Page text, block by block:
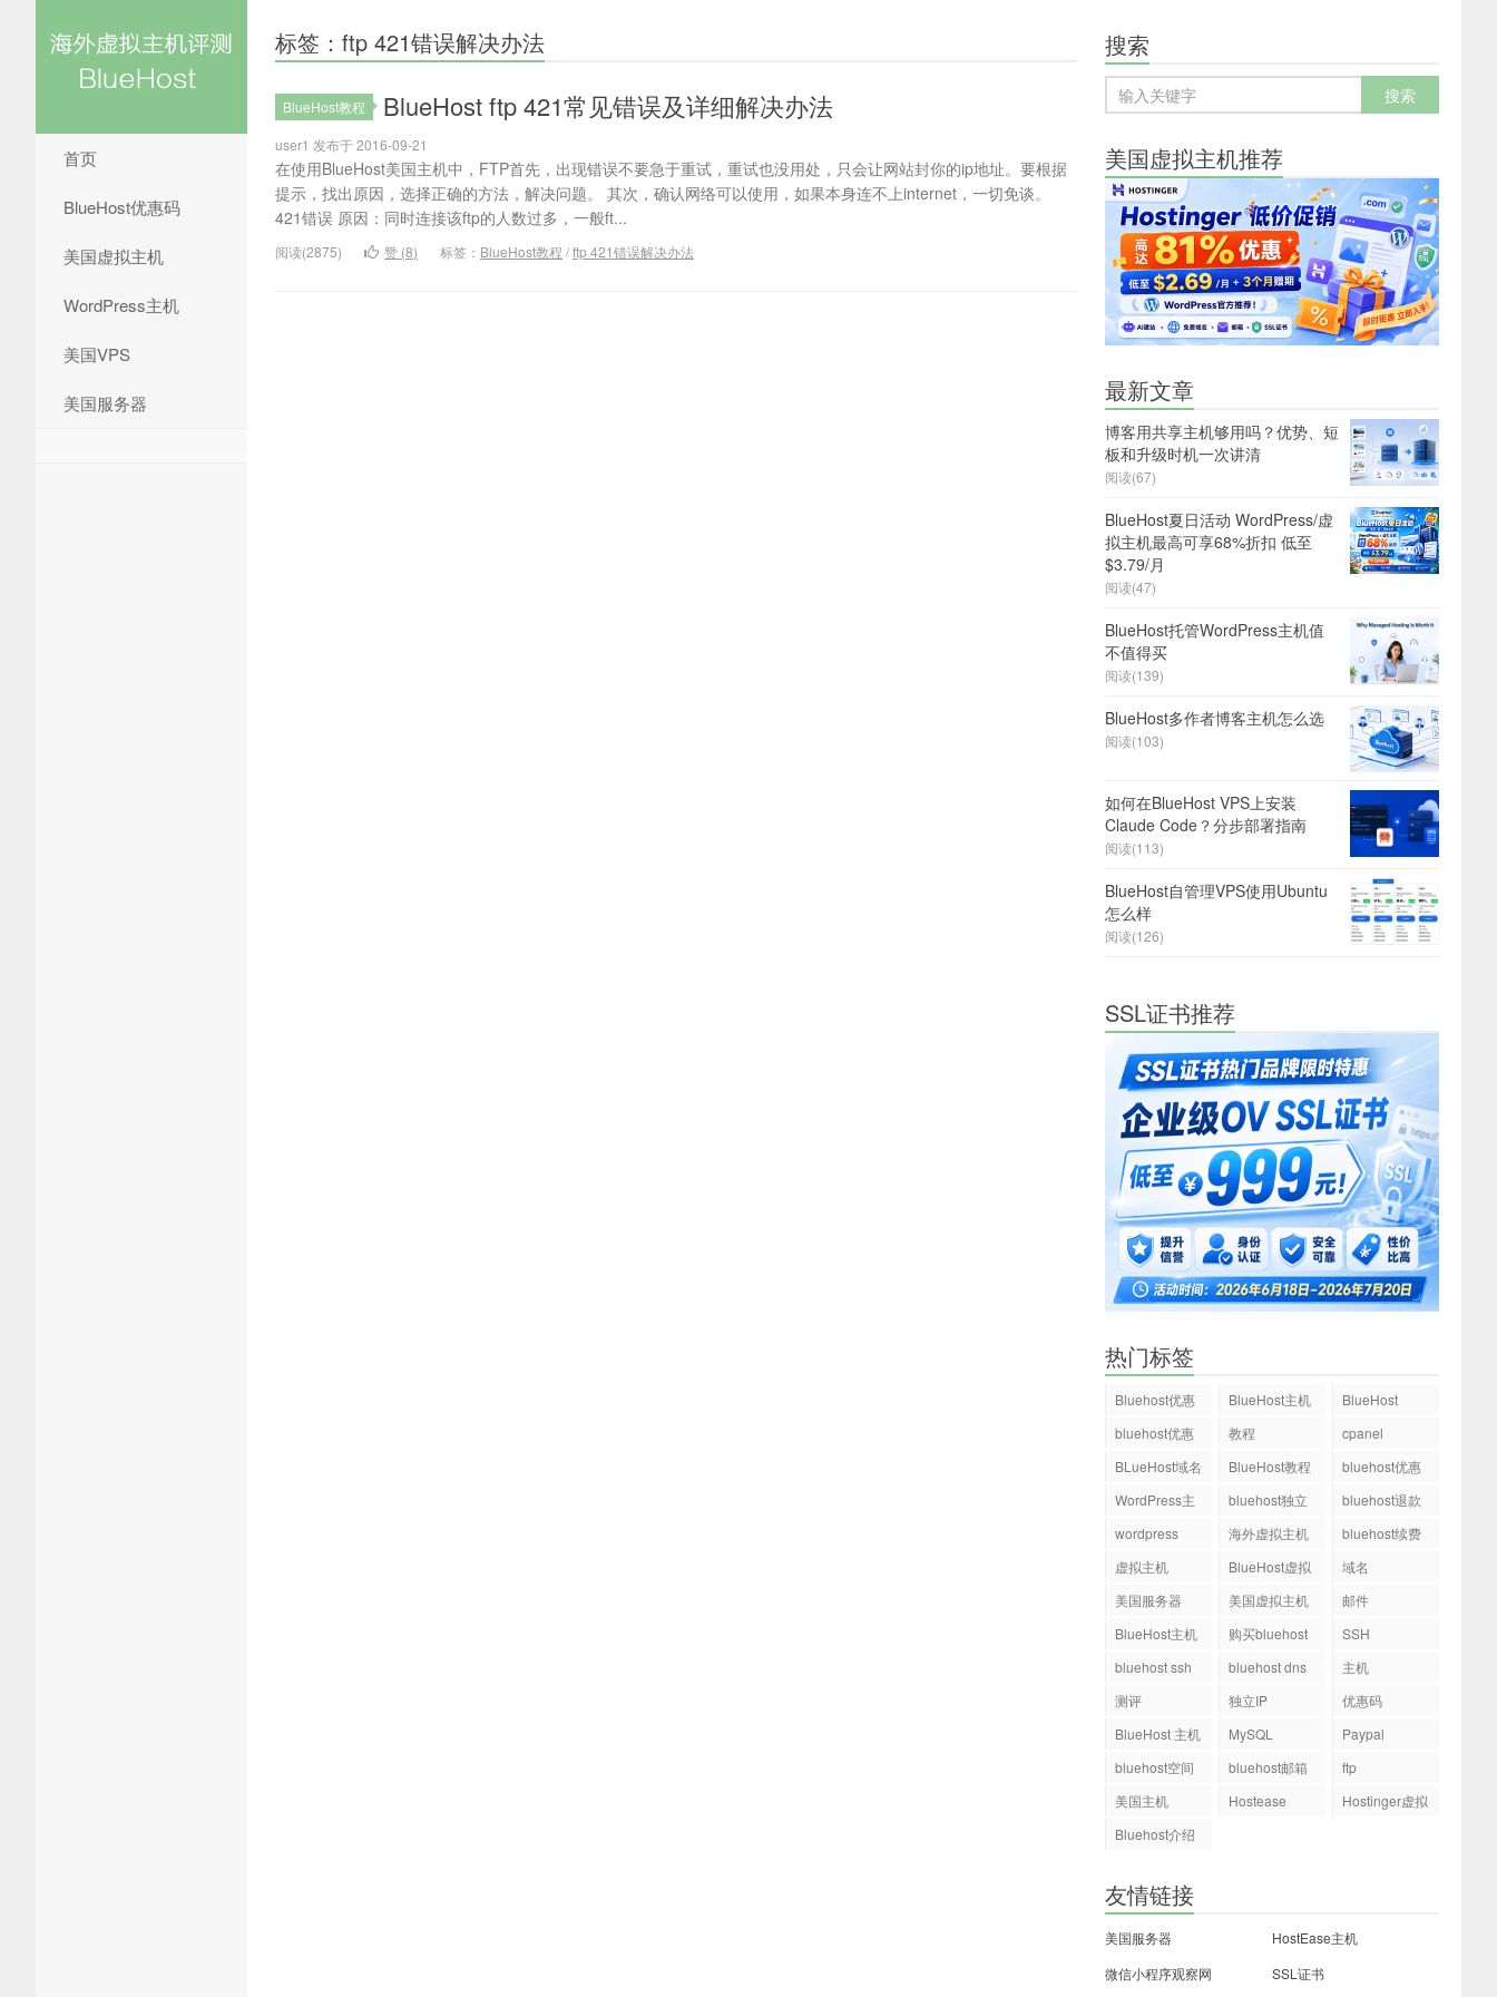
首页
BlueHost优惠码
美国虚拟主机
WordPress主机
美国VPS
美国服务器
标签：ftp 421错误解决办法
BlueHost教程 BlueHost ftp 421常见错误及详细解决办法
user1 发布于 2016-09-21
在使用BlueHost美国主机中，FTP首先，出现错误不要急于重试，重试也没用处，只会让网站封你的ip地址。要根据
提示，找出原因，选择正确的方法，解决问题。 其次，确认网络可以使用，如果本身连不上internet，一切免谈。
421错误 原因：同时连接该ftp的人数过多，一般ft...
阅读(2875) 赞 (8) 标签： BlueHost教程 /ftp 421错误解决办法
搜索
美国虚拟主机推荐
最新文章
博客用共享主机够用吗？优势、短
板和升级时机一次讲清
阅读(67)
BlueHost夏日活动 WordPress/虚
拟主机最高可享68%折扣 低至
$3.79/月
阅读(47)
BlueHost托管WordPress主机值
不值得买
阅读(139)
BlueHost多作者博客主机怎么选
阅读(103)
如何在BlueHost VPS上安装
Claude Code？分步部署指南
阅读(113)
BlueHost自管理VPS使用Ubuntu
怎么样
阅读(126)
SSL证书推荐
热门标签
Bluehost优惠
BlueHost主机
BlueHost
bluehost优惠
教程
cpanel
BLueHost域名
BlueHost教程
bluehost优惠
WordPress主
bluehost独立
bluehost退款
wordpress
海外虚拟主机
bluehost续费
虚拟主机
BlueHost虚拟
域名
美国服务器
美国虚拟主机
邮件
BlueHost主机
购买bluehost
SSH
bluehost ssh
bluehost dns
主机
测评
独立IP
优惠码
BlueHost 主机
MySQL
Paypal
bluehost空间
bluehost邮箱
ftp
美国主机
Hostease
Hostinger虚拟
Bluehost介绍
友情链接
美国服务器
HostEase主机
微信小程序观察网
SSL证书